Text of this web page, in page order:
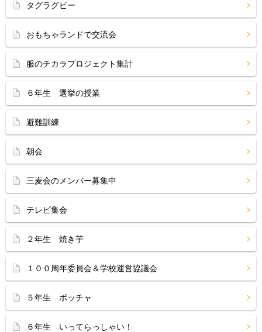
タグラグビー
おもちゃランドで交流会
服のチカラプロジェクト集計
６年生 選挙の授業
避難訓練
朝会
三麦会のメンバー募集中
テレビ集会
２年生 焼き芋
１００周年委員会＆学校運営協議会
５年生 ボッチャ
６年生 いってらっしゃい！